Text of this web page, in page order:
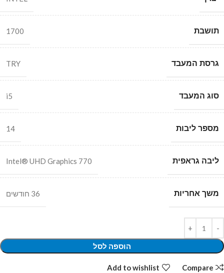
תושבת 1700
גרסת המעבד TRY
סוג המעבד i5
מספר ליבות 14
ליבה גראפית Intel® UHD Graphics 770
משך אחריות 36 חודשים
הוספה לסל
Compare
Add to wishlist